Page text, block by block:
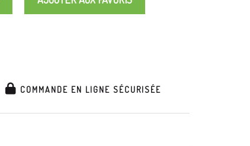
COMMANDE EN LIGNE SÉCURISÉE